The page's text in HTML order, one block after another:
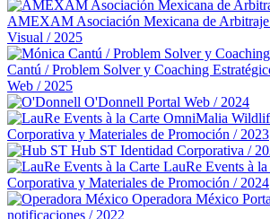
AMEXAM Asociación Mexicana de
Visual / 2025
Cantú / Problem Solver y Coaching
Web / 2025
O'Donnell Portal Web / 2024
OmniMalia
Corporativa y Materiales de Promoción / 2023
Hub ST Identidad Corporativa /
LauRe Events à la
Corporativa y Materiales de Promoción / 2024
Operadora México
notificaciones / 2022